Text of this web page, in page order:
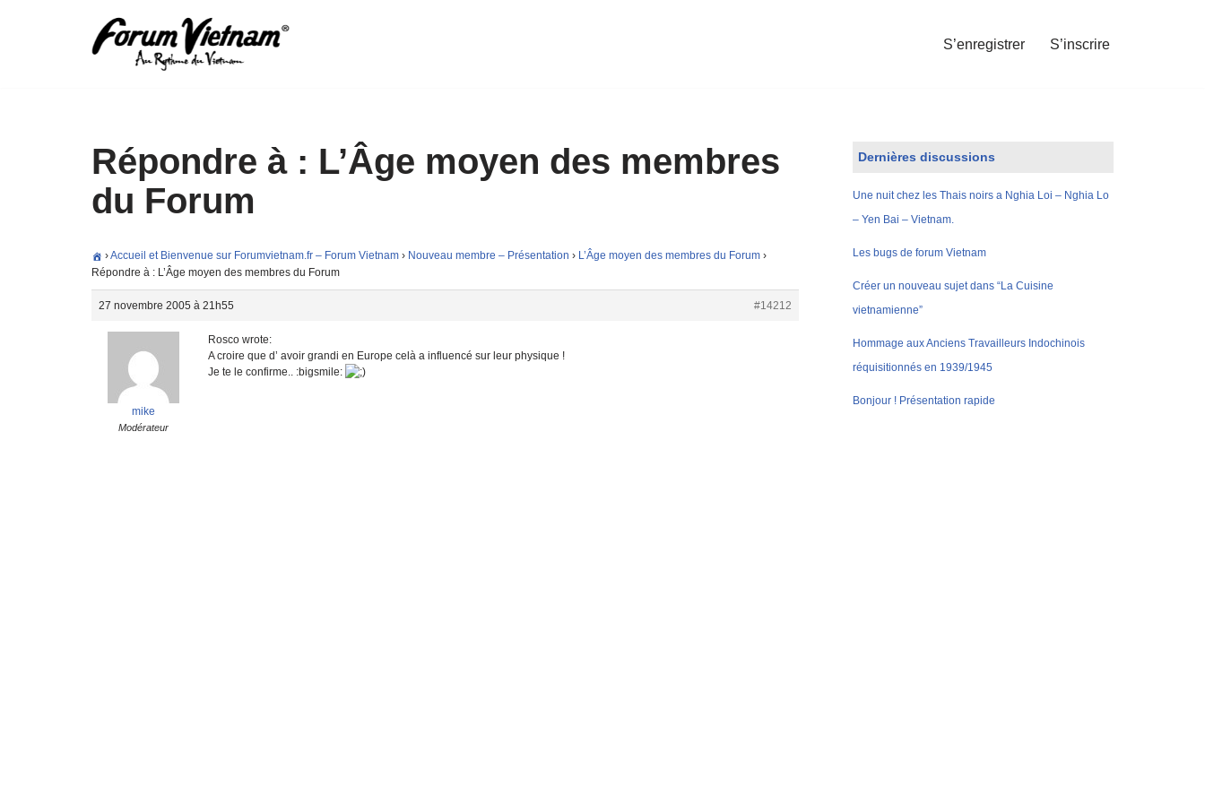
S’enregistrer S’inscrire
Répondre à : L’Âge moyen des membres
du Forum
›Accueil et Bienvenue sur Forumvietnam.fr – Forum Vietnam › Nouveau membre – Présentation › L’Âge moyen des membres du Forum ›
Répondre à : L’Âge moyen des membres du Forum
27 novembre 2005 à 21h55 #14212
mike
Modérateur
Rosco wrote:
A croire que d’ avoir grandi en Europe celà a influencé sur leur physique !
Je te le confirme.. :bigsmile:
Dernières discussions
Une nuit chez les Thais noirs a Nghia Loi – Nghia Lo
– Yen Bai – Vietnam.
Les bugs de forum Vietnam
Créer un nouveau sujet dans “La Cuisine
vietnamienne”
Hommage aux Anciens Travailleurs Indochinois
réquisitionnés en 1939/1945
Bonjour ! Présentation rapide